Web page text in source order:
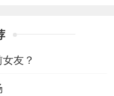
友？